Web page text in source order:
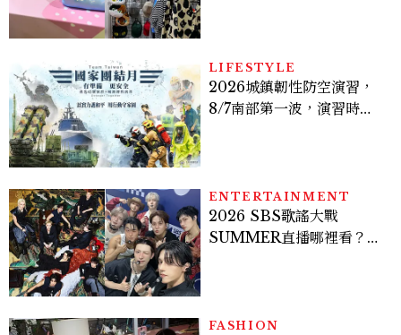
LIFESTYLE
2026城鎮韌性防空演習，
8/7南部第一波，演習時
ENTERTAINMENT
2026 SBS歌謠大戰
SUMMER直播哪裡看？
FASHION